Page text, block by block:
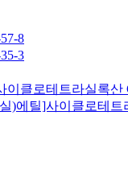
8
3
클로테트라실록산
)에틸]사이클로테트